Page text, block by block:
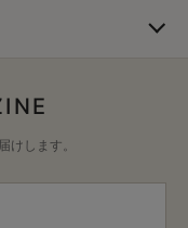
けします。